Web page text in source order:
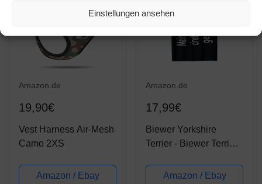
Einstellungen ansehen
Amazon.de
19,90€
Vest Harness Air-Mesh
Camo 2XS
Amazon / Ebay
Amazon.de
17,99€
Biewer Yorkshire
Terrier - Biewer Terrier
Amazon / Ebay